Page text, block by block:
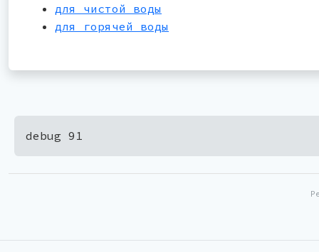
для чистой воды
для горячей воды
debug 91